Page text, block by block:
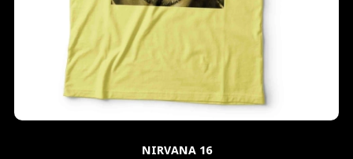
NIRVANA 16